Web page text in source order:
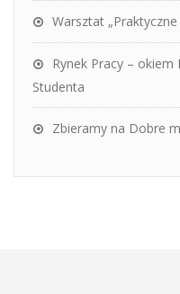
Warsztat
Rynek Pracy –
Studenta
Zbieramy na Dobre